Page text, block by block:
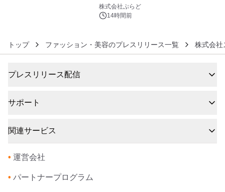
きで Villa Mon Temps AWAJIの連泊
素泊りプラン
株式会社ぷらど
14時間前
トップ ファッション・美容のプレスリリース一覧 株式会社
プレスリリース配信
サポート
関連サービス
• 運営会社
• パートナープログラム